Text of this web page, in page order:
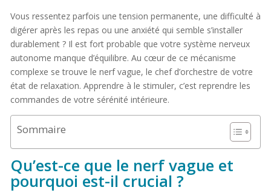
Vous ressentez parfois une tension permanente, une difficulté à
digérer après les repas ou une anxiété qui semble s’installer
durablement ? Il est fort probable que votre système nerveux
autonome manque d’équilibre. Au cœur de ce mécanisme
complexe se trouve le nerf vague, le chef d’orchestre de votre
état de relaxation. Apprendre à le stimuler, c’est reprendre les
commandes de votre sérénité intérieure.
Sommaire
Qu’est-ce que le nerf vague et
pourquoi est-il crucial ?